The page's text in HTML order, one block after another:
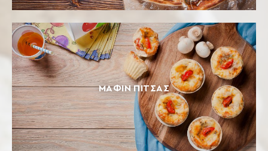
ΜΆΦΙΝ ΠΊΤΣΑΣ